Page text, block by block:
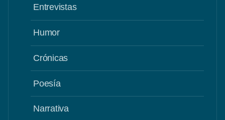
Entrevistas
Humor
Crónicas
Poesía
Narrativa